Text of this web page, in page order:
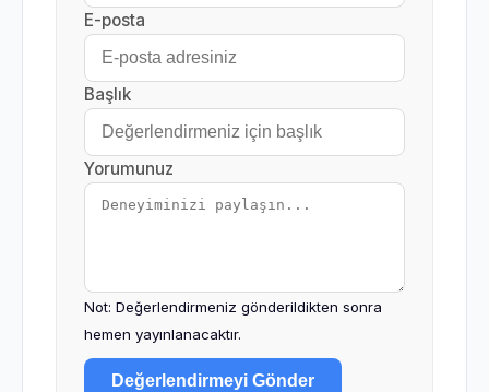
E-posta
Başlık
Yorumunuz
Not: Değerlendirmeniz gönderildikten sonra
hemen yayınlanacaktır.
Değerlendirmeyi Gönder